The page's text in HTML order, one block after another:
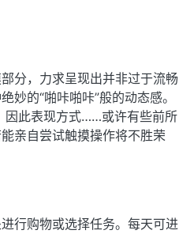
分，力求呈现出并非过于流畅
妙的“啪咔啪咔”般的动态感。
因此表现方式……或许有些前所
亲自尝试触摸操作将不胜荣
行购物或选择任务。每天可进